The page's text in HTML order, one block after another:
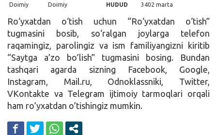
Qidirish
Kirish
Doimiy
Doimiy
HUDUD
3402 marta
Ro‘yxatdan o‘tish uchun “Ro‘yxatdan o‘tish”
tugmasini bosib, so‘ralgan joylarga telefon
raqamingiz, parolingiz va ism familiyangizni kiritib
“Saytga a’zo bo’lish” tugmasini bosing. Bundan
tashqari agarda sizning Facebook, Google,
Instagram, Mail.ru, Odnoklassniki, Twitter,
VKontakte va Telegram ijtimoiy tarmoqlari orqali
ham ro’yxatdan o’tishingiz mumkin.